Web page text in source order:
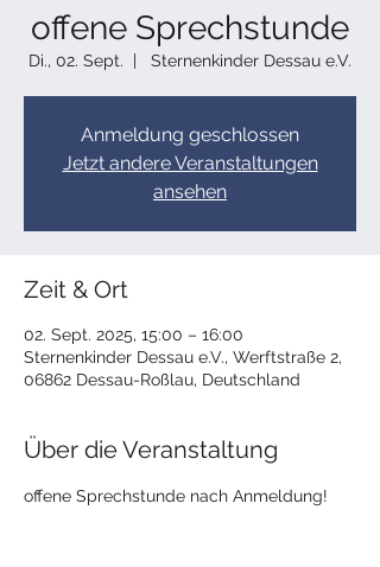
offene Sprechstunde
Di., 02. Sept.
  |
Sternenkinder Dessau e.V.
Anmeldung geschlossen
Jetzt andere Veranstaltungen
ansehen
Zeit & Ort
02. Sept. 2025, 15:00 – 16:00
Sternenkinder Dessau e.V., Werftstraße 2,
06862 Dessau-Roßlau, Deutschland
Über die Veranstaltung
offene Sprechstunde nach Anmeldung!